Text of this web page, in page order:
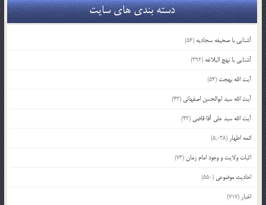
دسته بندی های سایت
آشنایی با صحیفه سجادیه (56)
آشنایی با نهج البلاغه (392)
آیت الله بهجت (54)
آیت الله سید ابوالحسن اصفهانی (43)
آیت الله سید علی آقا قاضی (42)
ائمه اطهار (5,038)
اثبات ولایت و وجود امام زمان(73)
احادیث موضوعی (550)
اخبار (717)